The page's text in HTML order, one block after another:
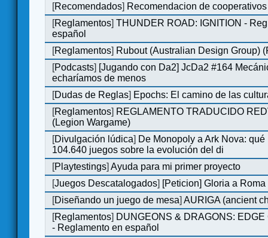
[Recomendados] Recomendacion de
[Reglamentos]THUNDER ROAD: IGNITION -
español
[Reglamentos] Rubout (Australian Design Group)
[Podcasts] [Jugando con Da2] JcDa2 #164
echaríamos de menos
[Dudas de Reglas] Epochs: El camino de las
[Reglamentos] REGLAMENTO TRADUCIDO
(Legion Wargame)
[Divulgación lúdica] De Monopoly a Ark Nova:
104.640 juegos sobre la evolución del di
[Playtestings]Ayuda para mi primer proyecto
[Juegos Descatalogados] [Peticion] Gloria a Roma
[Diseñando un juego de mesa]AURIGA (ancient
[Reglamentos] DUNGEONS & DRAGONS:
- Reglamento en español